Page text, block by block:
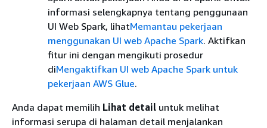
informasi selengkapnya tentang penggunaan
UI Web Spark, lihatMemantau pekerjaan
menggunakan UI web Apache Spark. Aktifkan
fitur ini dengan mengikuti prosedur
diMengaktifkan UI web Apache Spark untuk
pekerjaan AWS Glue.
Anda dapat memilih Lihat detail untuk melihat
informasi serupa di halaman detail menjalankan